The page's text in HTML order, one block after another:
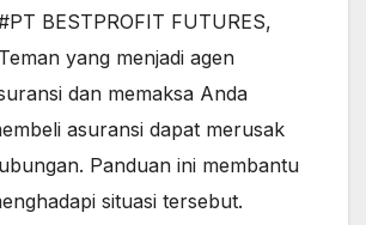
BESTPROFIT FUTURES,
yang menjadi agen
dan memaksa Anda
asuransi dapat merusak
Panduan ini membantu
situasi tersebut.